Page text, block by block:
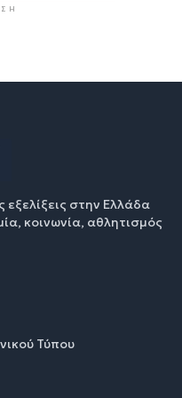
εξελίξεις στην Ελλάδα
κοινωνία, αθλητισμός
Τύπου